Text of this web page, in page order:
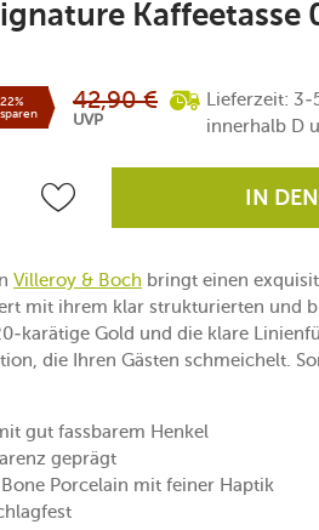
Kaffeetasse
22%
sparen
42,90 €
UVP
Lieferzeit: 3-
innerhalb D
IN
Villeroy & Boch bringt einen
mit ihrem klar strukturierten und
karätige Gold und die klare
die Ihren Gästen schmeichelt.
gut fassbarem Henkel
geprägt
Porcelain mit feiner Haptik